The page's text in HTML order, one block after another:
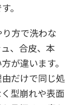
。
方で洗わな
、合皮、本
が違います。
だけで同じ処
型崩れや表面